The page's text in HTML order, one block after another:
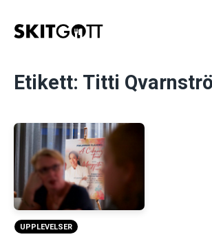
Etikett: Titti
UPPLEVELSER